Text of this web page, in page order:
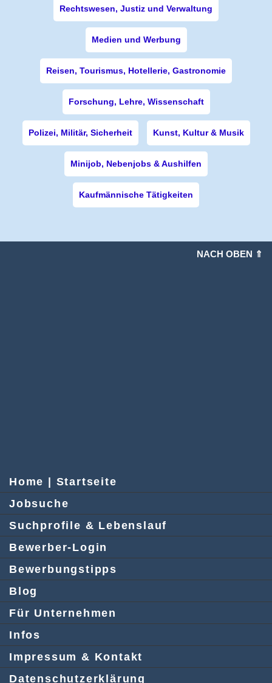
Rechtswesen, Justiz und Verwaltung
Medien und Werbung
Reisen, Tourismus, Hotellerie, Gastronomie
Forschung, Lehre, Wissenschaft
Polizei, Militär, Sicherheit Kunst, Kultur & Musik
Minijob, Nebenjobs & Aushilfen
Kaufmännische Tätigkeiten
NACH OBEN ⇑
Home | Startseite
Jobsuche
Suchprofile & Lebenslauf
Bewerber-Login
Bewerbungstipps
Blog
Für Unternehmen
Infos
Impressum & Kontakt
Datenschutzerklärung